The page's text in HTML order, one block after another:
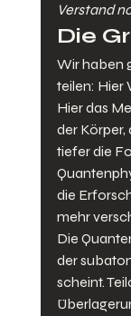
Verstand
Die
Wir haben
teilen: Hier
Hier das
der Körper,
tiefer die
die
mehr
Die
der
scheint.